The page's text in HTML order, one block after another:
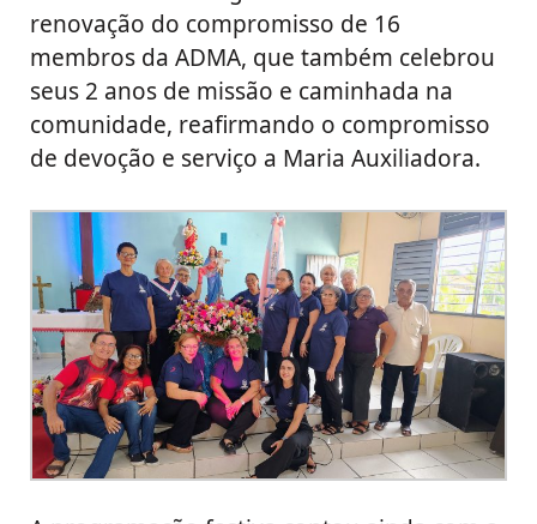
renovação do compromisso de 16
membros da ADMA, que também celebrou
seus 2 anos de missão e caminhada na
comunidade, reafirmando o compromisso
de devoção e serviço a Maria Auxiliadora.